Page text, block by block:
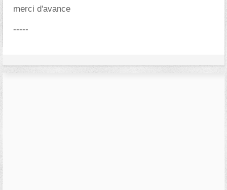
merci d'avance
-----